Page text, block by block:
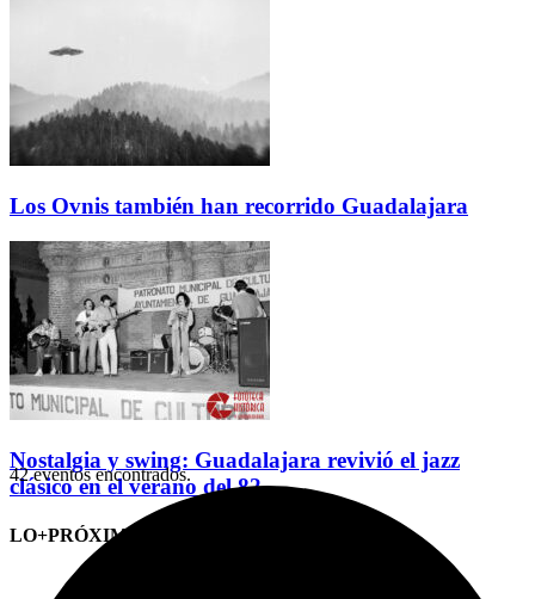
Los Ovnis también han recorrido Guadalajara
Nostalgia y swing: Guadalajara revivió el jazz
clásico en el verano del 82
LO+PRÓXIMO (CITAS)
42 eventos encontrados.